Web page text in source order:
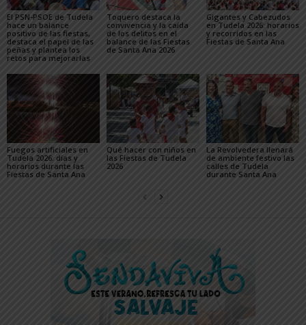
El PSN-PSOE de Tudela
hace un balance
positivo de las fiestas,
destaca el papel de las
peñas y plantea los
retos para mejorarlas
Toquero destaca la
convivencia y la caída
de los delitos en el
balance de las Fiestas
de Santa Ana 2026
Gigantes y Cabezudos
en Tudela 2026: horarios
y recorridos en las
Fiestas de Santa Ana
Fuegos artificiales en
Tudela 2026: días y
horarios durante las
Fiestas de Santa Ana
Qué hacer con niños en
las Fiestas de Tudela
2026
La Revolvedera llenará
de ambiente festivo las
calles de Tudela
durante Santa Ana